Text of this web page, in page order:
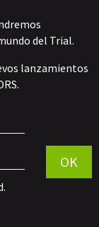
del Trial.
lanzamientos
.
OK